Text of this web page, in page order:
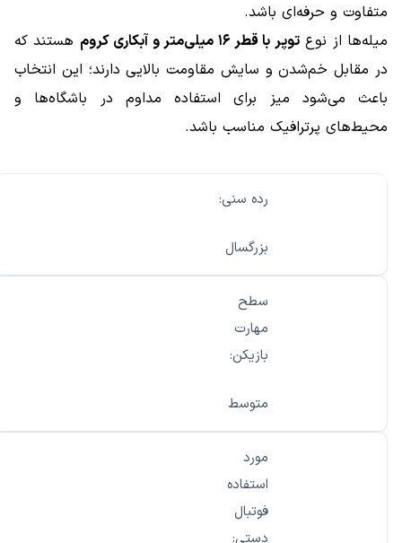
متفاوت و حرفه‌ای باشد.
میله‌ها از نوعتوپر با قطر ۱۶ میلی‌متر و آبکاری کروم
هستند که
در مقابل خم‌شدن و سایش مقاومت بالایی دارند؛ این انتخاب
باعث می‌شود میز برای استفاده مداوم در باشگاه‌ها و
محیط‌های پرترافیک مناسب باشد.
رده سنی:
بزرگسال
سطح
مهارت
بازیکن:
متوسط
مورد
استفاده
فوتبال
دستی: